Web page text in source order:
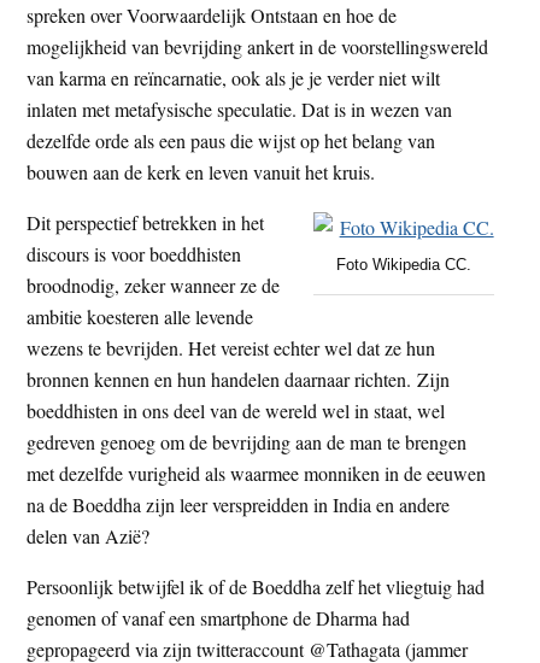
spreken over Voorwaardelijk Ontstaan en hoe de
mogelijkheid van bevrijding ankert in de voorstellingswereld
van karma en reïncarnatie, ook als je je verder niet wilt
inlaten met metafysische speculatie. Dat is in wezen van
dezelfde orde als een paus die wijst op het belang van
bouwen aan de kerk en leven vanuit het kruis.
Foto Wikipedia CC.
Dit perspectief betrekken in het
discours is voor boeddhisten
broodnodig, zeker wanneer ze de
ambitie koesteren alle levende
wezens te bevrijden. Het vereist echter wel dat ze hun
bronnen kennen en hun handelen daarnaar richten. Zijn
boeddhisten in ons deel van de wereld wel in staat, wel
gedreven genoeg om de bevrijding aan de man te brengen
met dezelfde vurigheid als waarmee monniken in de eeuwen
na de Boeddha zijn leer verspreidden in India en andere
delen van Azië?
Persoonlijk betwijfel ik of de Boeddha zelf het vliegtuig had
genomen of vanaf een smartphone de Dharma had
gepropageerd via zijn twitteraccount @Tathagata (jammer